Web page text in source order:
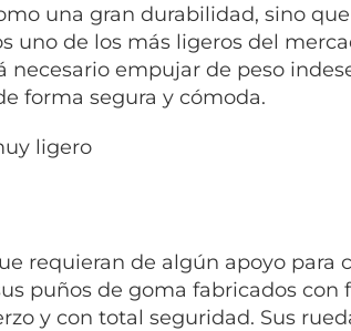
una gran durabilidad, sino
uno de los más ligeros del
necesario empujar de peso
forma segura y cómoda.
requieran de algún apoyo para
puños de goma fabricados con
y con total seguridad. Sus